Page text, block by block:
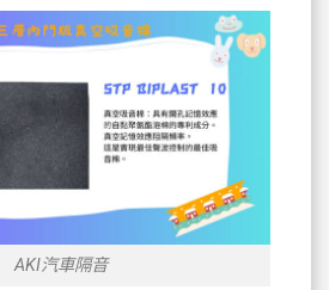
AKI汽車隔音